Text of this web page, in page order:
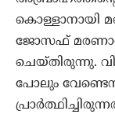
കൊള്ളാനായി
ജോസഫ്
ചെയ്തിരുന്നു.
പോലും